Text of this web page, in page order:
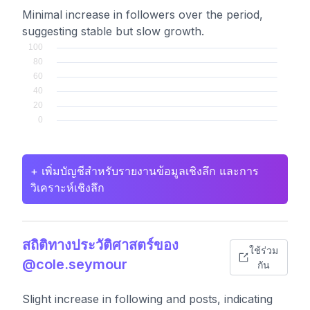
Minimal increase in followers over the period,
suggesting stable but slow growth.
+ เพิ่มบัญชีสำหรับรายงานข้อมูลเชิงลึก และการ
วิเคราะห์เชิงลึก
สถิติทางประวัติศาสตร์ของ
@cole.seymour
ใช้ร่วม
กัน
Slight increase in following and posts, indicating